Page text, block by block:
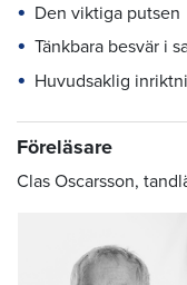
Den viktiga putsen
Tänkbara besvär i
Huvudsaklig
Föreläsare
Clas Oscarsson,